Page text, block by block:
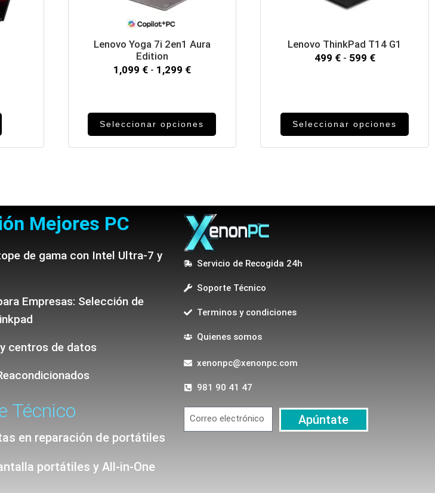
Lenovo Yoga 7i 2en1 Aura
Edition
1,099 € - 1,299 €
Seleccionar opciones
Lenovo ThinkPad T14 G1
499 € - 599 €
Seleccionar opciones
Mejores PC
de gama con Intel Ultra-7 y
Empresas: Selección de
centros de datos
Técnico
en reparación de portátiles
portátiles y All-in-One
Servicio de Recogida 24h
Soporte Técnico
Terminos y condiciones
Quienes somos
xenonpc@xenonpc.com
981 90 41 47
Apúntate